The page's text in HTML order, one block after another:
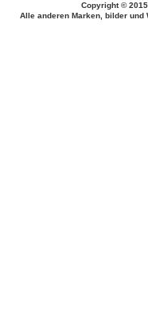
Copyright ©
Alle anderen Marken, bilder und